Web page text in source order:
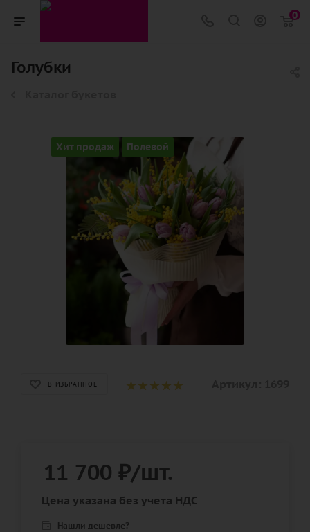
0
Голубки
Хит продаж Полевой
В ИЗБРАННОЕ
11 700 ₽/шт.
Цена указана без учета НДС
Нашли дешевле?